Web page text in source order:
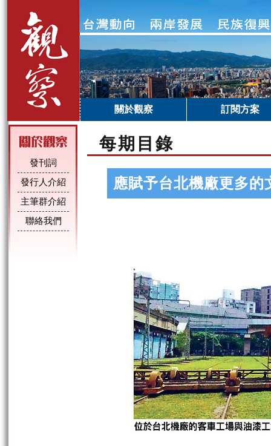
關於觀察 訂閱方案
發刊詞
發行人介紹
主筆群介紹
聯絡我們
每期目錄
應賦予台北機廠更多的